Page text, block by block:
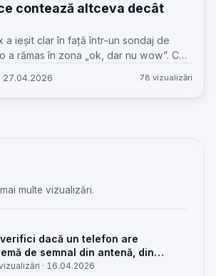
contează altceva decât
a ieșit clar în față într-un sondaj de
a rămas în zona „ok, dar nu wow”. Ce
·27.04.2026 78 vizualizări
multe vizualizări.
verifici dacă un telefon are
de semnal din antenă, din
de bază sau din rețea
· 16.04.2026